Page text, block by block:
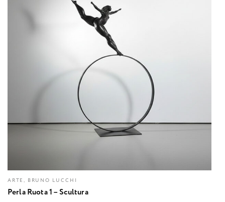
ARTE, BRUNO LUCCHI
Perla Ruota 1 – Scultura